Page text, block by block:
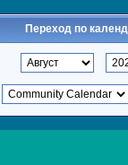
Переход по